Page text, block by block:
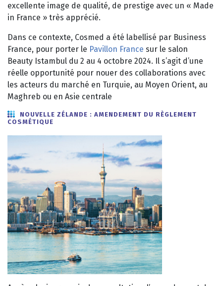
excellente image de qualité, de prestige avec un « Made
in France » très apprécié.
Dans ce contexte, Cosmed a été labellisé par Business
France, pour porter le Pavillon France sur le salon
Beauty Istambul du 2 au 4 octobre 2024. Il s’agit d’une
réelle opportunité pour nouer des collaborations avec
les acteurs du marché en Turquie, au Moyen Orient, au
Maghreb ou en Asie centrale
NOUVELLE ZÉLANDE : AMENDEMENT DU RÈGLEMENT
COSMÉTIQUE